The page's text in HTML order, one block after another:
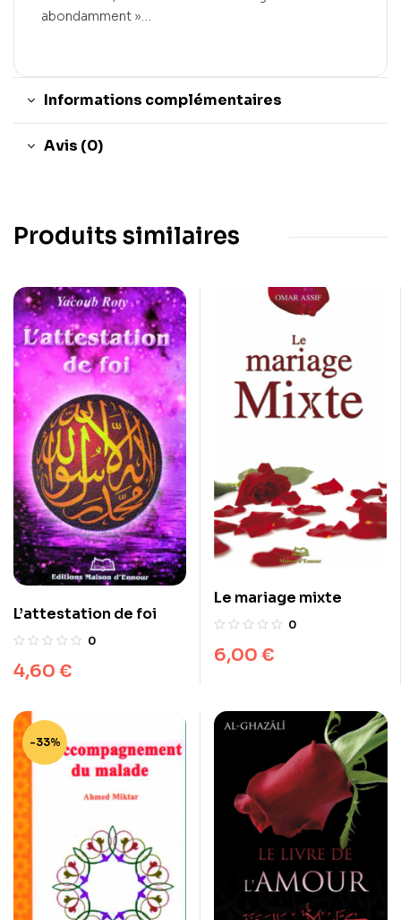
abondamment »…
Informations complémentaires
Avis (0)
Produits similaires
L’attestation de foi
0
4,60 €
Le mariage mixte
0
6,00 €
-33%